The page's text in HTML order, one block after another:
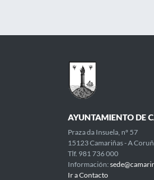
AYUNTAMIENTO DE
Praza da Insuela, nº 57
15123 Camariñas - A
Tlf. 981 736 000
Información:
Ir a Contacto